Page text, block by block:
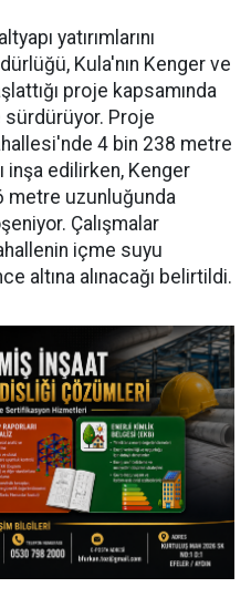
yatırımlarını
Kula'nın Kenger ve
proje kapsamında
sürdürüyor. Proje
4 bin 238 metre
inşa edilirken, Kenger
metre uzunluğunda
Çalışmalar
içme suyu
altına alınacağı belirtildi.